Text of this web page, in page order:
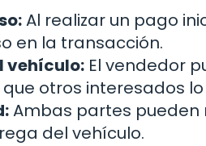
Al realizar un pago
en la transacción.
vehículo: El vendedor
otros interesados
Ambas partes pueden
del vehículo.